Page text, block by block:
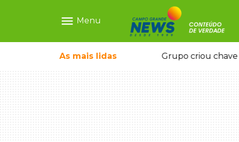
menu Menu
As mais lidas
deixou 4 mortos e 8 feridos Grupo criou